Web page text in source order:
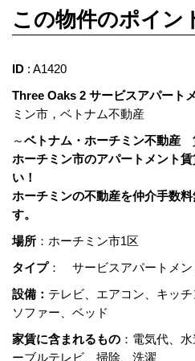
この物件のポイン
ID : A1420
Three Oaks 2 サービスアパート
ミン市，ベトナム不動産
～ベトナム・ホーチミン不動産
ホーチミン市のアパートメント
い！
ホーチミンの不動産を仲介手数
す。
場所 ：ホーチミン市1区
タイプ： サービスアパートメン
設備： テレビ、エアコン、キッ
ソファー、ベッド
家賃に含まれるもの ：電気代、
ーブルテレビ、掃除、洗濯